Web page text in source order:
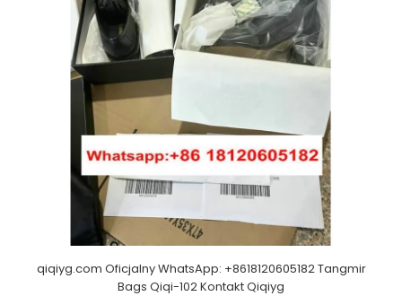
qiqiyg.com Oficjalny WhatsApp: +8618120605182 Tangmir
Bags Qiqi-102 Kontakt Qiqiyg